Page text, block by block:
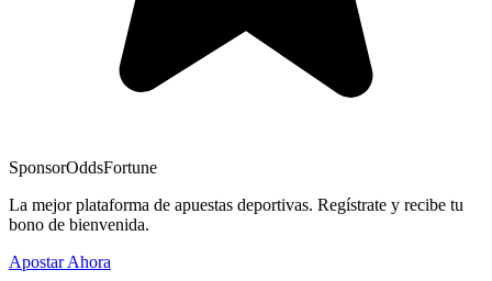
SponsorOddsFortune
La mejor plataforma de apuestas deportivas. Regístrate y recibe tu
bono de bienvenida.
Apostar Ahora